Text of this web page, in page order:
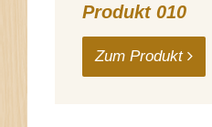
Produkt 010
Zum Produkt